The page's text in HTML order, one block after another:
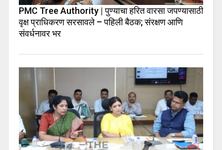
PMC Tree Authority | पुण्याचा हरित वारसा जपण्यासाठी
वृक्ष प्राधिकरण सरसावले – पहिली बैठक; संरक्षण आणि
संवर्धनावर भर